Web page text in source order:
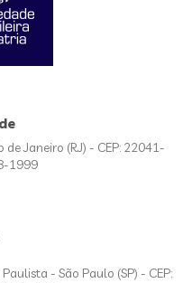
Janeiro (RJ) - CEP: 22041-
1999
- São Paulo (SP) - CEP: